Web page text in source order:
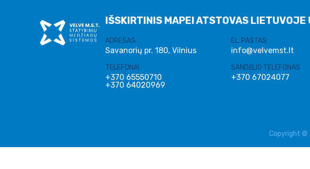
IŠSKIRTINIS MAPEI ATSTOVAS LIETUVOJE
ADRESAS:
Savanorių pr. 180, Vilnius
TELEFONAI:
+370 65550710
+370 64020969
EL. PAŠTAS:
info@velvemst.lt
SANDĖLIO TELEFONAS
+370 67024077
Copyright ©